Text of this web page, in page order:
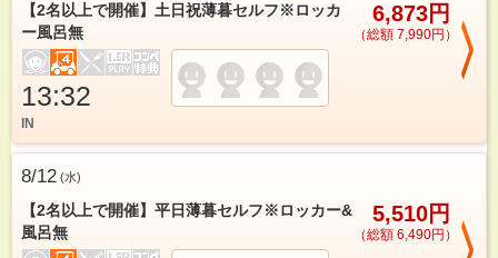
【2名以上で開催】土日祝薄暮セルフ※ロッカ
ー風呂無
6,873円
（総額 7,990円）
13:32
IN
8/12 (水)
【2名以上で開催】平日薄暮セルフ※ロッカー&
風呂無
5,510円
（総額 6,490円）